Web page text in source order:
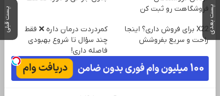
پست بعدی پست قبلی
فروشگاهت رو ثبت کن
X22 برای فروش داری؟ اینجا
راحت و سریع بفروشش
‌کمردردت درمان داره ❌ فقط
چند سؤال تا شروع بهبودی
فاصله‌ داری!